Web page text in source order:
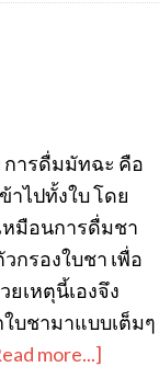
การดื่มมัทฉะ คือ
าไปทั้งใบ โดย
มือนการดื่มชา
กรองใบชา เพื่อ
เหตุนี้เองจึง
บชามาแบบเต็มๆ
more...]